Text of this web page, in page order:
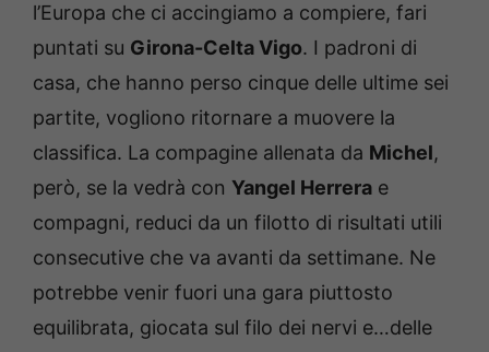
l’Europa che ci accingiamo a compiere, fari
puntati su Girona-Celta Vigo. I padroni di
casa, che hanno perso cinque delle ultime sei
partite, vogliono ritornare a muovere la
classifica. La compagine allenata da Michel,
però, se la vedrà con Yangel Herrera e
compagni, reduci da un filotto di risultati utili
consecutive che va avanti da settimane. Ne
potrebbe venir fuori una gara piuttosto
equilibrata, giocata sul filo dei nervi e…delle